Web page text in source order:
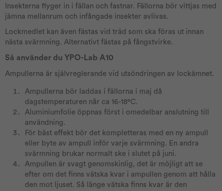
Insekterna flyger in i fällan och fastnar. Fällorna bör vittjas med
jämna mellanrum och infångade insekter avlivas.
Lockmedlet kan även fästas vid träd som ska föras ut innan
nästa svärmning. Alternativt fästas på fångstvirke.
Så använder du YPO-Lab A10
Ampullerna är självreglerande vid utsöndringen av lockämnet.
Ampullerna bör laddas i fällorna i maj då
dagstemperaturen når ca 16-18°C.
Aluminiumfolie öppnas först i omedelbar anslutning till
användning.
För bäst effekt bör det kompletteras med en ny ampull
eller byte av ampull inför varje svärmning. En andra
svärmning brukar normalt ske i slutet på juni.
Ampullen är svagt genomskinlig, det är möjligt att se
efter om det finns vätska kvar i ampullen genom att hålla
den mot ljuset. Så länge vätska finns kvar är den